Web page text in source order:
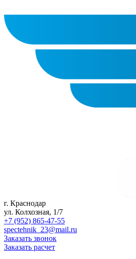
г. Краснодар
ул. Колхозная, 1/7
+7 (952) 865-47-55
spectehnik_23@mail.ru
Заказать звонок
Заказать расчет